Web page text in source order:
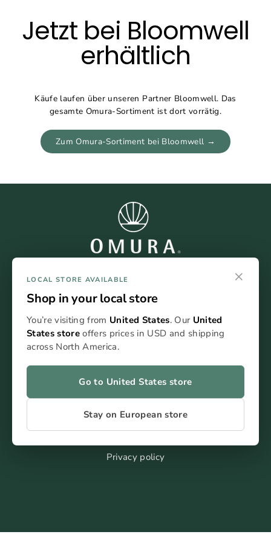
Jetzt bei Bloomwell
erhältlich
Käufe laufen über unseren Partner Bloomwell. Das
gesamte Omura-Sortiment ist dort vorrätig.
Zum Omura-Sortiment bei Bloomwell →
FAQ
Privacy policy
×
LOCAL STORE AVAILABLE
Shop in your local store
You’re visiting from United States. Our United
States store offers prices in USD and shipping
across North America.
Go to United States store
Stay on European store